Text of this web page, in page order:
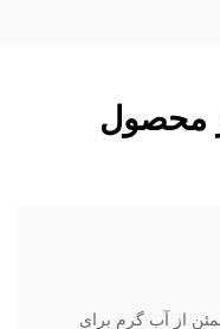
محصول
از آب گرم برای